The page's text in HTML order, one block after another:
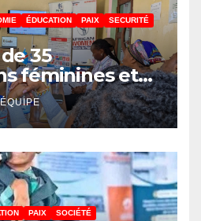
ÉDUCATION PAIX
SECURITÉ
35
féminines et
jeunes
parler paix
ÉQUIPE
PAIX SOCIÉTÉ